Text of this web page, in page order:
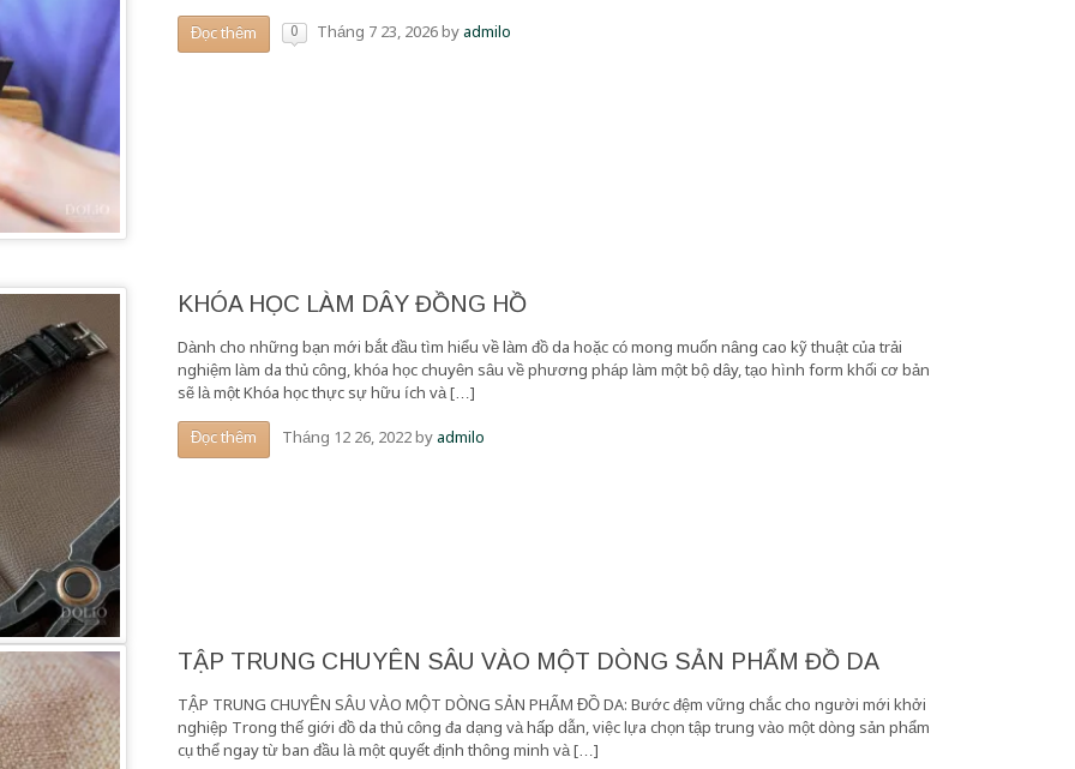
Đọc thêm 0 Tháng 7 23, 2026byadmilo
KHÓA HỌC LÀM DÂY ĐỒNG HỒ
Dành cho những bạn mới bắt đầu tìm hiểu về làm đồ da hoặc có mong muốn nâng cao kỹ thuật của trải
nghiệm làm da thủ công, khóa học chuyên sâu về phương pháp làm một bộ dây, tạo hình form khối cơ bản
sẽ là một Khóa học thực sự hữu ích và […]
Đọc thêm Tháng 12 26, 2022byadmilo
TẬP TRUNG CHUYÊN SÂU VÀO MỘT DÒNG SẢN PHẨM ĐỒ DA
TẬP TRUNG CHUYÊN SÂU VÀO MỘT DÒNG SẢN PHẨM ĐỒ DA: Bước đệm vững chắc cho người mới khởi
nghiệp Trong thế giới đồ da thủ công đa dạng và hấp dẫn, việc lựa chọn tập trung vào một dòng sản phẩm
cụ thể ngay từ ban đầu là một quyết định thông minh và […]